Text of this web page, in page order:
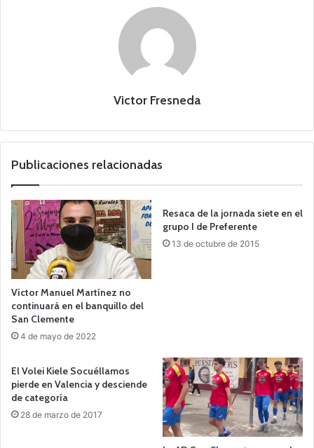
Victor Fresneda
Publicaciones relacionadas
Víctor Manuel Martínez no
continuará en el banquillo del
San Clemente
4 de mayo de 2022
Resaca de la jornada siete en el
grupo I de Preferente
13 de octubre de 2015
El Volei Kiele Socuéllamos
pierde en Valencia y desciende
de categoría
28 de marzo de 2017